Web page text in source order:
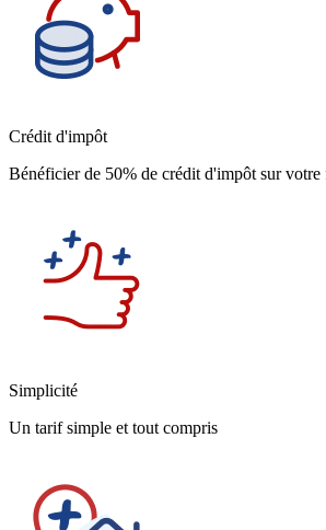
Crédit d'impôt
Bénéficier de 50% de crédit d'impôt sur votre
Simplicité
Un tarif simple et tout compris